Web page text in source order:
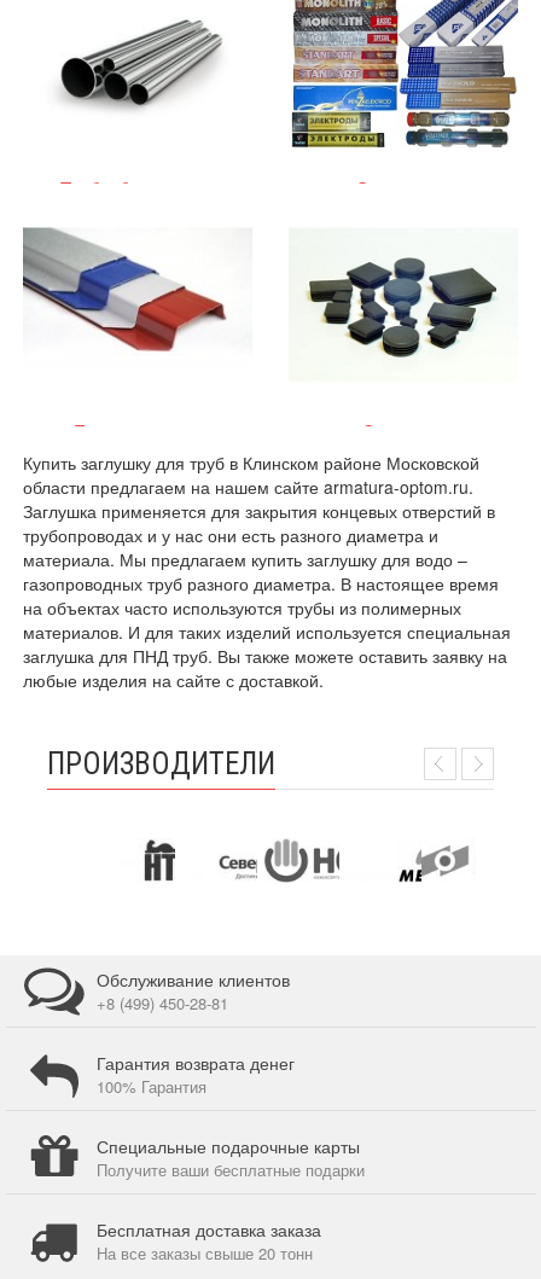
Трубы бесшовные Электроды
Евроштакетник Заглушки
Купить заглушку для труб в Клинском районе Московской
области предлагаем на нашем сайте armatura-optom.ru.
Заглушка применяется для закрытия концевых отверстий в
трубопроводах и у нас они есть разного диаметра и
материала. Мы предлагаем купить заглушку для водо –
газопроводных труб разного диаметра. В настоящее время
на объектах часто используются трубы из полимерных
материалов. И для таких изделий используется специальная
заглушка для ПНД труб. Вы также можете оставить заявку на
любые изделия на сайте с доставкой.
ПРОИЗВОДИТЕЛИ
Обслуживание клиентов
+8 (499) 450-28-81
Гарантия возврата денег
100% Гарантия
Специальные подарочные карты
Получите ваши бесплатные подарки
Бесплатная доставка заказа
На все заказы свыше 20 тонн